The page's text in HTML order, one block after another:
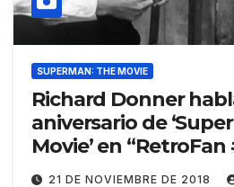
SUPERMAN: THE MOVIE
Richard Donner
aniversario de
Movie’ en “RetroFan
21 DE NOVIEMBRE DE 2018